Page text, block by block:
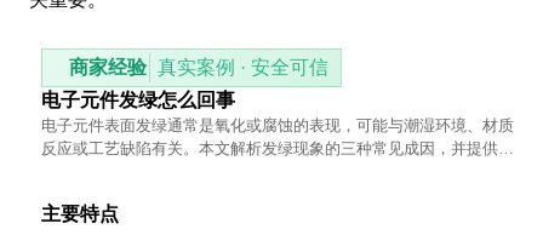
商家经验 真实案例 · 安全可信
电子元件发绿怎么回事
电子元件表面发绿通常是氧化或腐蚀的表现，可能与潮湿环境、材质
反应或工艺缺陷有关。本文解析发绿现象的三种常见成因，并提供实
主要特点